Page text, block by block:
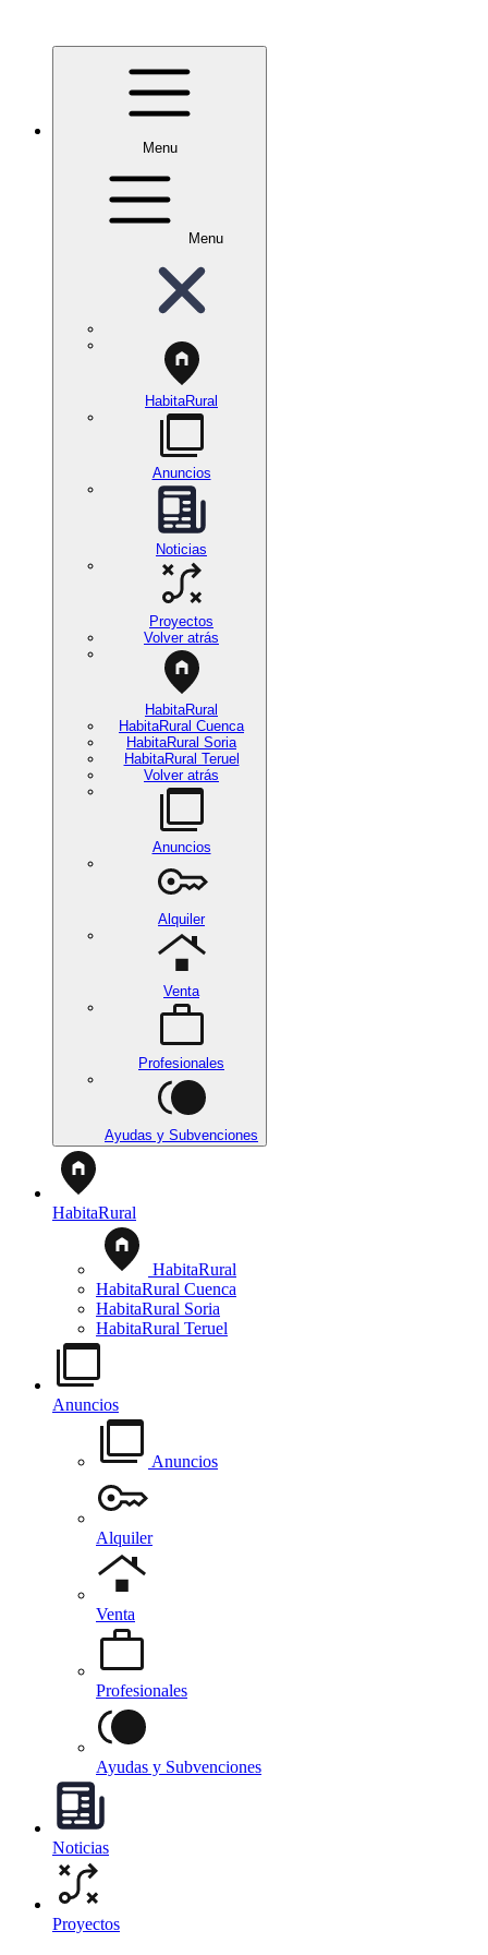
Menu
Menu
HabitaRural
Anuncios
Noticias
Proyectos
Volver atrás
HabitaRural
HabitaRural Cuenca
HabitaRural Soria
HabitaRural Teruel
Volver atrás
Anuncios
Alquiler
Venta
Profesionales
Ayudas y Subvenciones
HabitaRural
HabitaRural
HabitaRural Cuenca
HabitaRural Soria
HabitaRural Teruel
Anuncios
Anuncios
Alquiler
Venta
Profesionales
Ayudas y Subvenciones
Noticias
Proyectos